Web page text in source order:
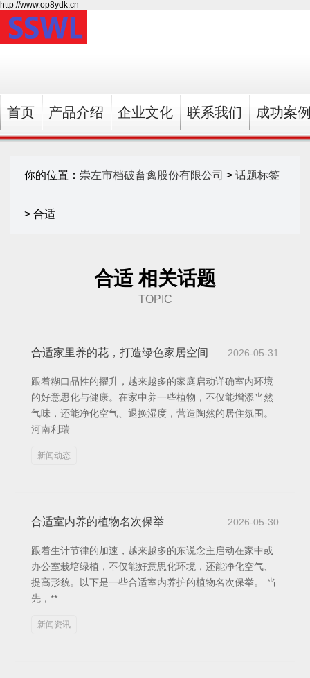
http://www.op8ydk.cn
首页 产品介绍 企业文化 联系我们 成功案
你的位置： 崇左市档破畜禽股份有限公司 > 话题标签
> 合适
合适 相关话题
TOPIC
合适家里养的花，打造绿色家居空间 2026-05-31
跟着糊口品性的擢升，越来越多的家庭启动详确室内环境
的好意思化与健康。在家中养一些植物，不仅能增添当然
气味，还能净化空气、退换湿度，营造陶然的居住氛围。
河南利瑞
新闻动态
合适室内养的植物名次保举 2026-05-30
跟着生计节律的加速，越来越多的东说念主启动在家中或
办公室栽培绿植，不仅能好意思化环境，还能净化空气、
提高形貌。以下是一些合适室内养护的植物名次保举。 当
先，**
新闻资讯